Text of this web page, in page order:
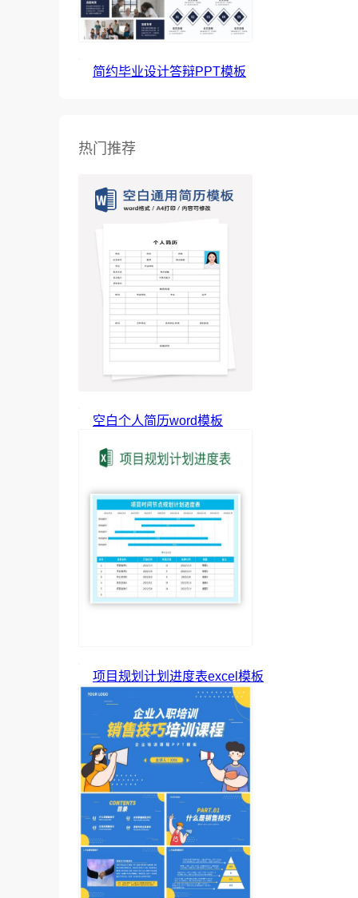
简约毕业设计答辩PPT模板
热门推荐
空白个人简历word模板
项目规划计划进度表excel模板